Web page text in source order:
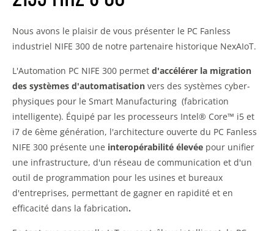
Nous avons le plaisir de vous présenter le PC Fanless
industriel NIFE 300 de notre partenaire historique NexAIoT.
L'Automation PC NIFE 300 permet d'accélérer la migration
des systèmes d'automatisation vers des systèmes cyber-
physiques pour le Smart Manufacturing (fabrication
intelligente). Équipé par les processeurs Intel® Core™ i5 et
i7 de 6ème génération, l'architecture ouverte du PC Fanless
NIFE 300 présente une interopérabilité élevée pour unifier
une infrastructure, d'un réseau de communication et d'un
outil de programmation pour les usines et bureaux
d'entreprises, permettant de gagner en rapidité et en
efficacité dans la fabrication.